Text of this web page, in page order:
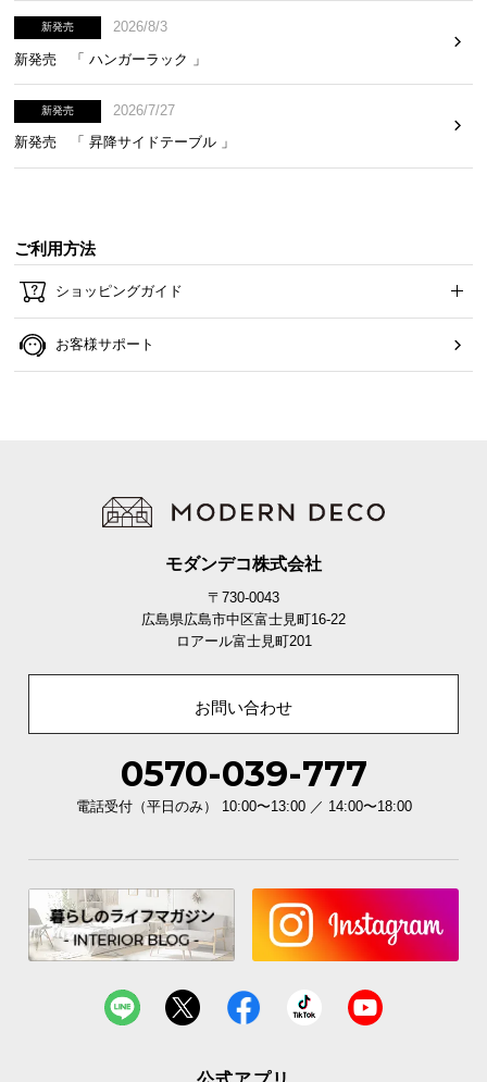
新発売
2026/8/3
新発売 「 ハンガーラック 」
新発売
2026/7/27
新発売 「 昇降サイドテーブル 」
ご利用方法
ショッピングガイド
お客様サポート
モダンデコ株式会社
〒730-0043
広島県広島市中区富士見町16-22
ロアール富士見町201
お問い合わせ
0570-039-777
電話受付（平日のみ） 10:00〜13:00 ／ 14:00〜18:00